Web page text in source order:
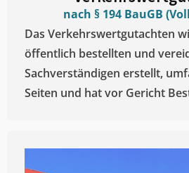
nach § 194 BauGB
Das Verkehrswertgutachten
öffentlich bestellten und
Sachverständigen erstellt,
Seiten und hat vor Gericht